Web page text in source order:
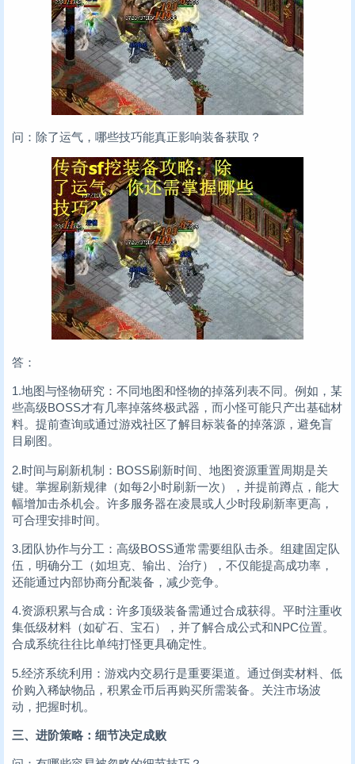
问：除了运气，哪些技巧能真正影响装备获取？
答：
1.地图与怪物研究：不同地图和怪物的掉落列表不同。例如，某
些高级BOSS才有几率掉落终极武器，而小怪可能只产出基础材
料。提前查询或通过游戏社区了解目标装备的掉落源，避免盲
目刷图。
2.时间与刷新机制：BOSS刷新时间、地图资源重置周期是关
键。掌握刷新规律（如每2小时刷新一次），并提前蹲点，能大
幅增加击杀机会。许多服务器在凌晨或人少时段刷新率更高，
可合理安排时间。
3.团队协作与分工：高级BOSS通常需要组队击杀。组建固定队
伍，明确分工（如坦克、输出、治疗），不仅能提高成功率，
还能通过内部协商分配装备，减少竞争。
4.资源积累与合成：许多顶级装备需通过合成获得。平时注重收
集低级材料（如矿石、宝石），并了解合成公式和NPC位置。
合成系统往往比单纯打怪更具确定性。
5.经济系统利用：游戏内交易行是重要渠道。通过倒卖材料、低
价购入稀缺物品，积累金币后再购买所需装备。关注市场波
动，把握时机。
三、进阶策略：细节决定成败